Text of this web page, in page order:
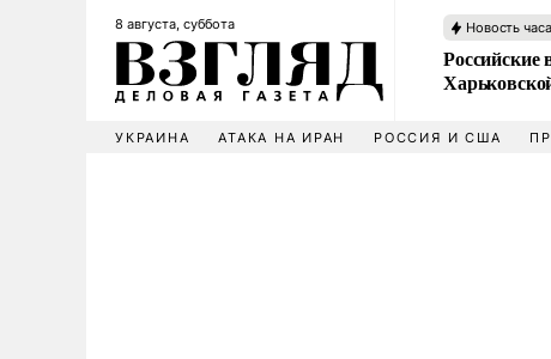
8 августа, суббота Новость часа
Российские
УКРАИНА АТАКА НА ИРАН РОССИЯ И США